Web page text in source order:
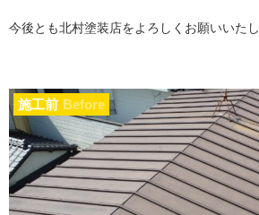
今後とも北村塗装店をよろしくお願いいたし
施工前 Before